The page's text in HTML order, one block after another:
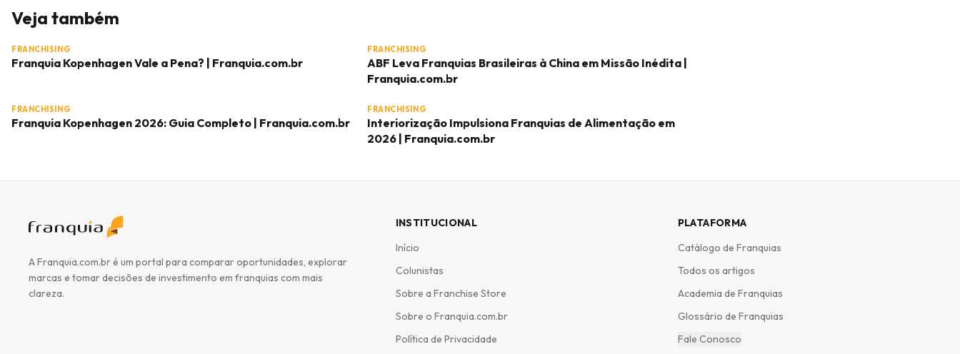
Veja também
FRANCHISING
Franquia Kopenhagen Vale a Pena? | Franquia.com.br
FRANCHISING
ABF Leva Franquias Brasileiras à China em Missão Inédita |
Franquia.com.br
FRANCHISING
Franquia Kopenhagen 2026: Guia Completo | Franquia.com.br
FRANCHISING
Interiorização Impulsiona Franquias de Alimentação em
2026 | Franquia.com.br
A Franquia.com.br é um portal para comparar oportunidades, explorar
marcas e tomar decisões de investimento em franquias com mais
clareza.
INSTITUCIONAL
Início
Colunistas
Sobre a Franchise Store
Sobre o Franquia.com.br
Política de Privacidade
PLATAFORMA
Catálogo de Franquias
Todos os artigos
Academia de Franquias
Glossário de Franquias
Fale Conosco